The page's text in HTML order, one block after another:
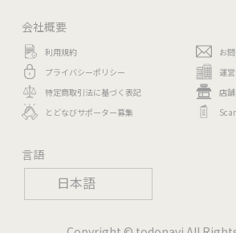
日本語
会社概要
利用規約
プライバシーポリシー
特定商取引法に基づく表記
とどなびサポーター募集
お
運
店
言語